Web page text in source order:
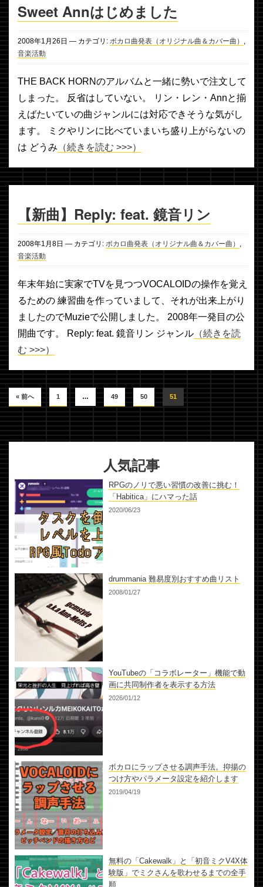
Sweet Annはじめました
2008年1月26日 — カテゴリ: ボカロ曲発表（オリジナル曲＆カバー曲） ,
音楽活動
THE BACK HORNのアルバムと一緒に勢いで注文して
しまった。 反省はしていない。 リン・レン・Annと揃
えばたいていの曲ジャンルには対応できそうな気がし
ます。 ミクやリンに比べていまいち盛り上がらないの
は どうみ （続きを読む >>>）
【新曲】Reply: feat. 鏡音リン
2008年1月8日 — カテゴリ: ボカロ曲発表（オリジナル曲＆カバー曲） ,
音楽活動
年末年始に実家でTVを見つつVOCALOIDの操作を覚え
るための 練習曲を作っていまして、それが出来上がり
ましたのでMuzieで公開しました。 2008年一発目の公
開曲です。 Reply: feat. 鏡音リン ジャンル （続きを読
む >>>）
« 前へ 1 … 49 50 51
人気記事
RPGのノリで悪い習慣の改善に挑む！
「Habitica」にハマった話
2020/06/23
drummania 難易度別おすすめ曲リスト
2008/01/27
YouTubeの「コラボレーター」機能で動
画に共同制作者を表示する方法
2026/01/12
ボカロにラップさせる調声手法。抑揚の
つけ方やパラメータ設定を紹介します
2019/04/19
無料の「Cakewalk」と「初音ミクV4X体
験版」でミクさんを歌わせるまでの全手
順